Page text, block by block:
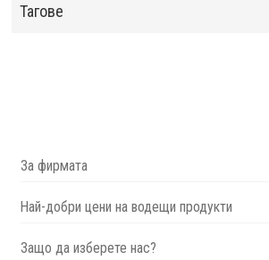
Тагове
За фирмата
Най-добри цени на водещи продукти
Защо да изберете нас?